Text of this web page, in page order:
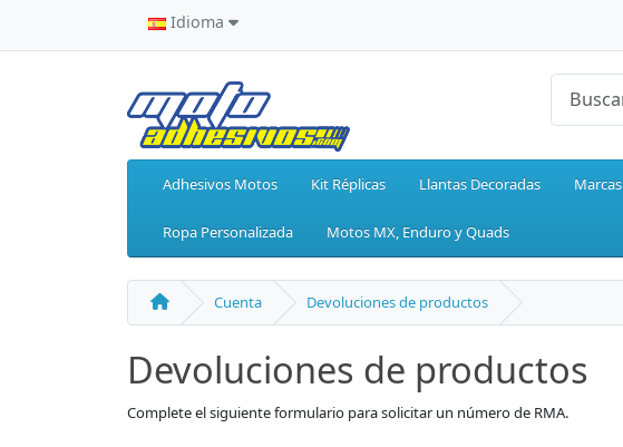
Idioma
Adhesivos Motos Kit Réplicas Llantas Decoradas Marcas
Ropa Personalizada Motos MX, Enduro y Quads
Cuenta Devoluciones de productos
Devoluciones de productos
Complete el siguiente formulario para solicitar un número de RMA.